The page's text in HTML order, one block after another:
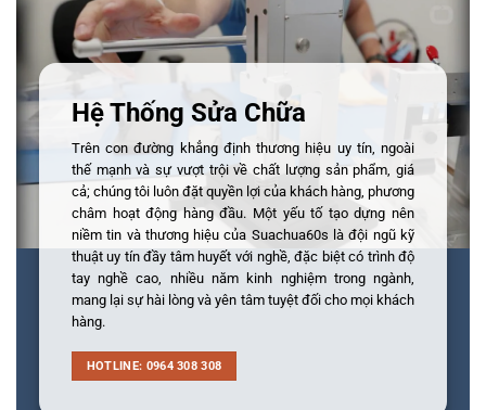
Hệ Thống Sửa Chữa
Trên con đường khẳng định thương hiệu uy tín, ngoài
thế mạnh và sự vượt trội về chất lượng sản phẩm, giá
cả; chúng tôi luôn đặt quyền lợi của khách hàng, phương
châm hoạt động hàng đầu. Một yếu tố tạo dựng nên
niềm tin và thương hiệu của Suachua60s là đội ngũ kỹ
thuật uy tín đầy tâm huyết với nghề, đặc biệt có trình độ
tay nghề cao, nhiều năm kinh nghiệm trong ngành,
mang lại sự hài lòng và yên tâm tuyệt đối cho mọi khách
hàng.
HOTLINE: 0964 308 308